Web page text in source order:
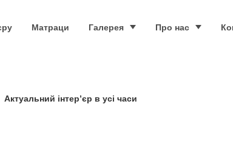
Матраци Галерея Про нас
Актуальний інтер’єр в усі часи